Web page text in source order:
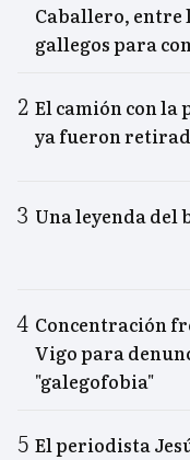
Caballero, entre
gallegos para
El camión con la
ya fueron
Una leyenda del
Concentración
Vigo para
"galegofobia"
El periodista